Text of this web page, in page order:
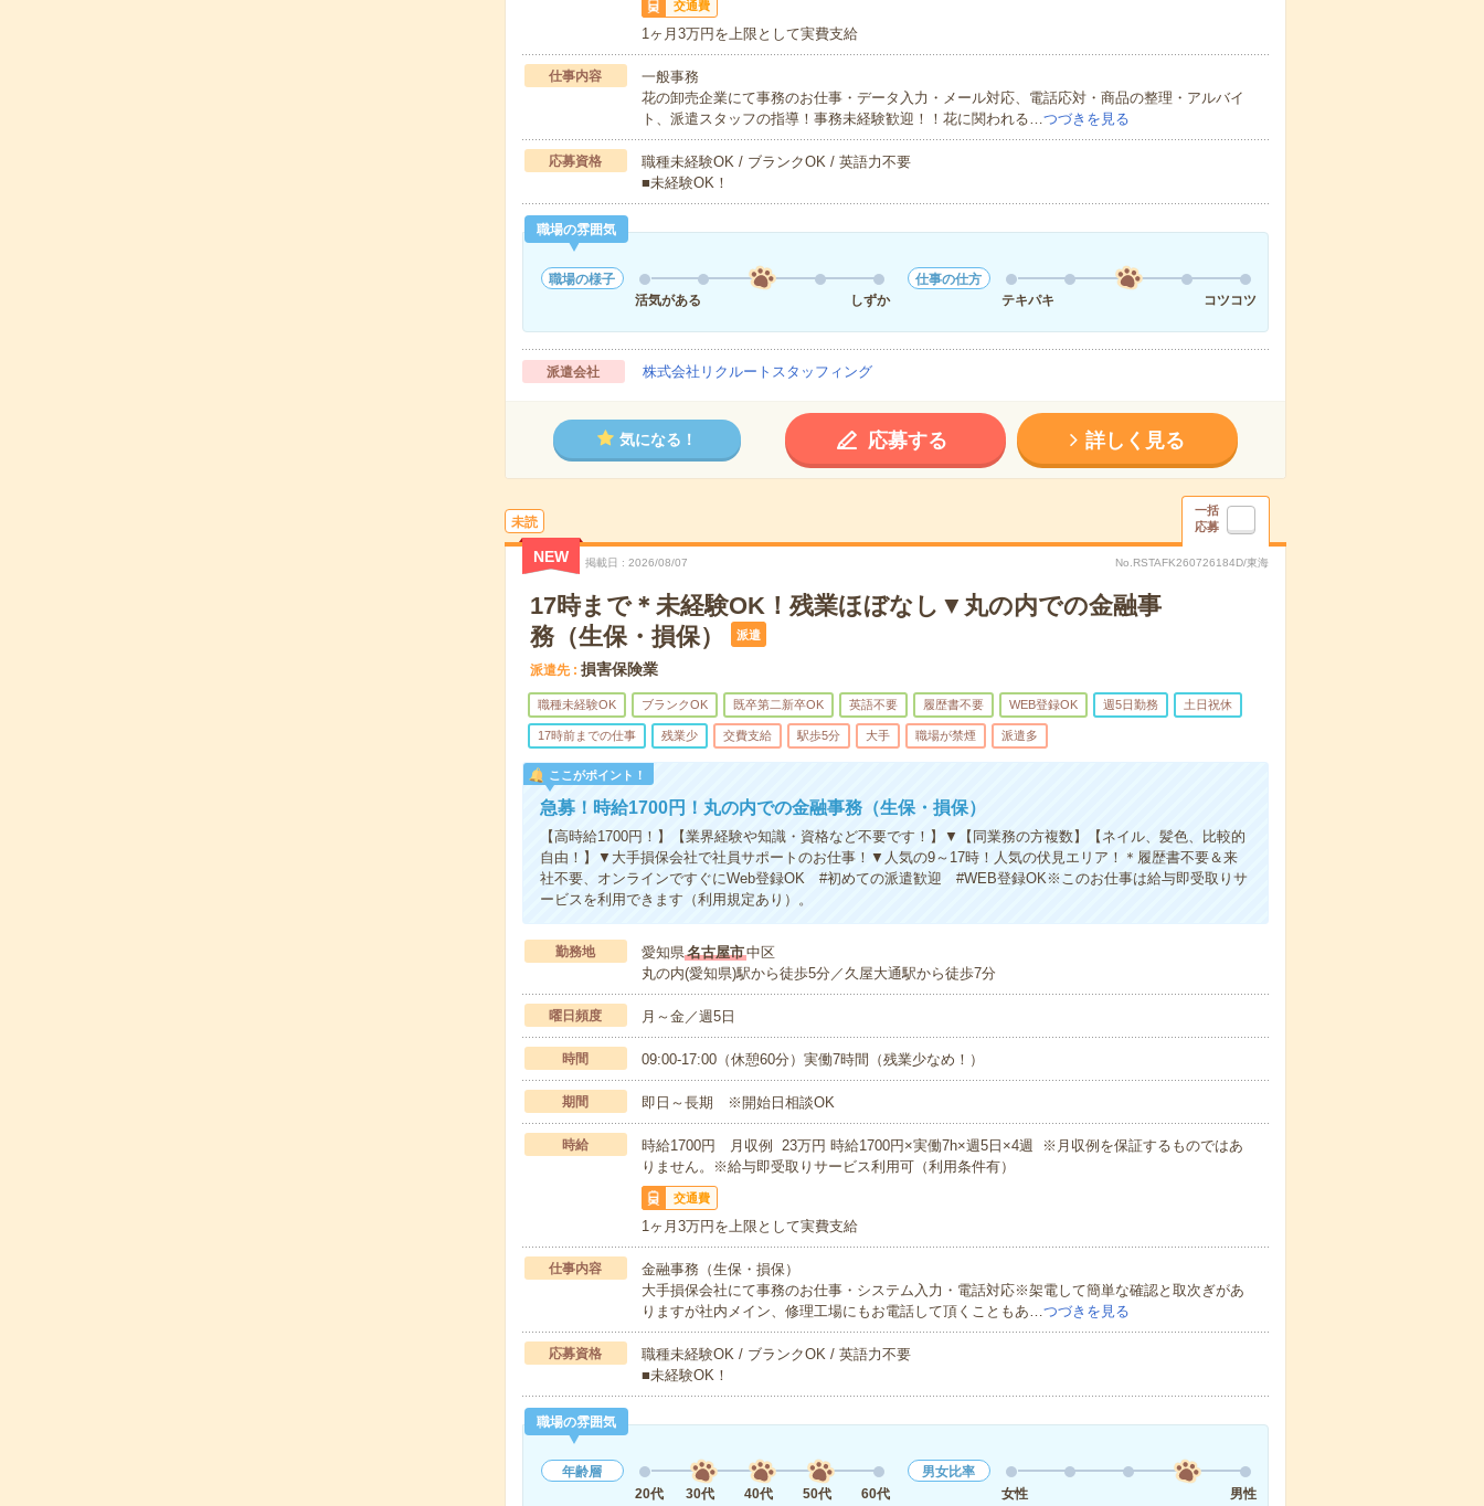
交通費
1ヶ月3万円を上限として実費支給
仕事内容
一般事務
花の卸売企業にて事務のお仕事・データ入力・メール対応、電話応対・商品の整理・アルバイ
ト、派遣スタッフの指導！事務未経験歓迎！！花に関われる… つづきを見る
応募資格
職種未経験OK / ブランクOK / 英語力不要
■未経験OK！
職場の雰囲気
職場の様子
活気がある
しずか
仕事の仕方
テキパキ
コツコツ
派遣会社 株式会社リクルートスタッフィング
気になる！ 応募する 詳しく見る
未読
一括
応募
NEW 掲載日 2026/08/07 No.RSTAFK260726184D/東海
17時まで＊未経験OK！残業ほぼなし▼丸の内での金融事
務（生保・損保）
派遣
派遣先 損害保険業
職種未経験OK ブランクOK 既卒第二新卒OK 英語不要 履歴書不要 WEB登録OK 週5日勤務 土日祝休
17時前までの仕事 残業少 交費支給 駅歩5分 大手 職場が禁煙 派遣多
ここがポイント！
急募！時給1700円！丸の内での金融事務（生保・損保）
【高時給1700円！】【業界経験や知識・資格など不要です！】▼【同業務の方複数】【ネイル、髪色、比較的
自由！】▼大手損保会社で社員サポートのお仕事！▼人気の9～17時！人気の伏見エリア！＊履歴書不要＆来
社不要、オンラインですぐにWeb登録OK #初めての派遣歓迎 #WEB登録OK※このお仕事は給与即受取りサ
ービスを利用できます（利用規定あり）。
勤務地 愛知県名古屋市中区
丸の内(愛知県)駅から徒歩5分／久屋大通駅から徒歩7分
曜日頻度 月～金／週5日
時間 09:00-17:00（休憩60分）実働7時間（残業少なめ！）
期間 即日～長期 ※開始日相談OK
時給
時給1700円 月収例 23万円 時給1700円×実働7h×週5日×4週 ※月収例を保証するものではあ
りません。※給与即受取りサービス利用可（利用条件有）
交通費
1ヶ月3万円を上限として実費支給
仕事内容
金融事務（生保・損保）
大手損保会社にて事務のお仕事・システム入力・電話対応※架電して簡単な確認と取次ぎがあ
りますが社内メイン、修理工場にもお電話して頂くこともあ…つづきを見る
応募資格
職種未経験OK / ブランクOK / 英語力不要
■未経験OK！
職場の雰囲気
年齢層
20代
30代 40代 50代 60代
男女比率
女性
男性